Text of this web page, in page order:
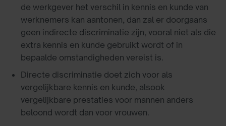
de werkgever het verschil in kennis en kunde van
werknemers kan aantonen, dan zal er doorgaans
geen indirecte discriminatie zijn, vooral niet als die
extra kennis en kunde gebruikt wordt of in
bepaalde omstandigheden vereist is.
Directe discriminatie doet zich voor als
vergelijkbare kennis en kunde, alsook
vergelijkbare prestaties voor mannen anders
beloond wordt dan voor vrouwen.